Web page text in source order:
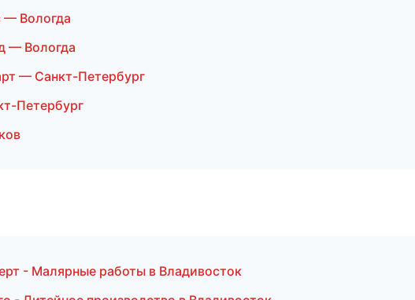
— Вологда
— Вологда
— Санкт-Петербург
Петербург
- Малярные работы в Владивосток